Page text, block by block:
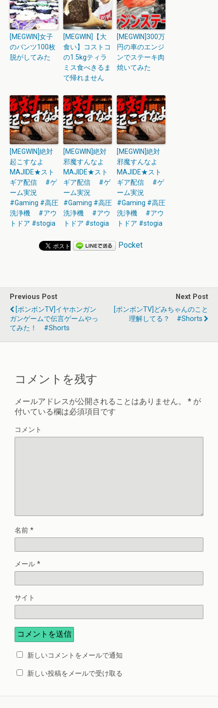
[MEGWIN]女子
のパンツ100枚
脱がしてみた
[MEGWIN]【大
食い】コストコ
の1.5kgティラ
ミス食べきるま
で帰れません
[MEGWIN]300万
円の車のエンジ
ンでステーキ肉
焼いてみた
[MEGWIN]絶対
起こすなよ
MAJIDE★スト
ギア配信 #ゲ
ーム実況
#Gaming #高圧
洗浄機 #アウ
トドア #stogia
[MEGWIN]絶対
邪魔すんなよ
MAJIDE★スト
ギア配信 #ゲ
ーム実況
#Gaming #高圧
洗浄機 #アウ
トドア #stogia
[MEGWIN]絶対
邪魔すんなよ
MAJIDE★スト
ギア配信 #ゲ
ーム実況
#Gaming #高圧
洗浄機 #アウ
トドア #stogia
Pocket
Previous Post
[ボンボンTV]イヤホンガン
ガンゲームで伝言ゲームやっ
てみた！ #shorts
Next Post
[ボンボンTV]どみちゃんのこと
理解してる？ #shorts
コメントを残す
メールアドレスが公開されることはありません。 * が
付いている欄は必須項目です
コメント
名前 *
メール *
サイト
新しいコメントをメールで通知
新しい投稿をメールで受け取る